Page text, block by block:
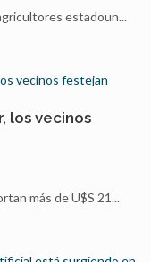
estadoun...
los vecinos
más de U$S 21...